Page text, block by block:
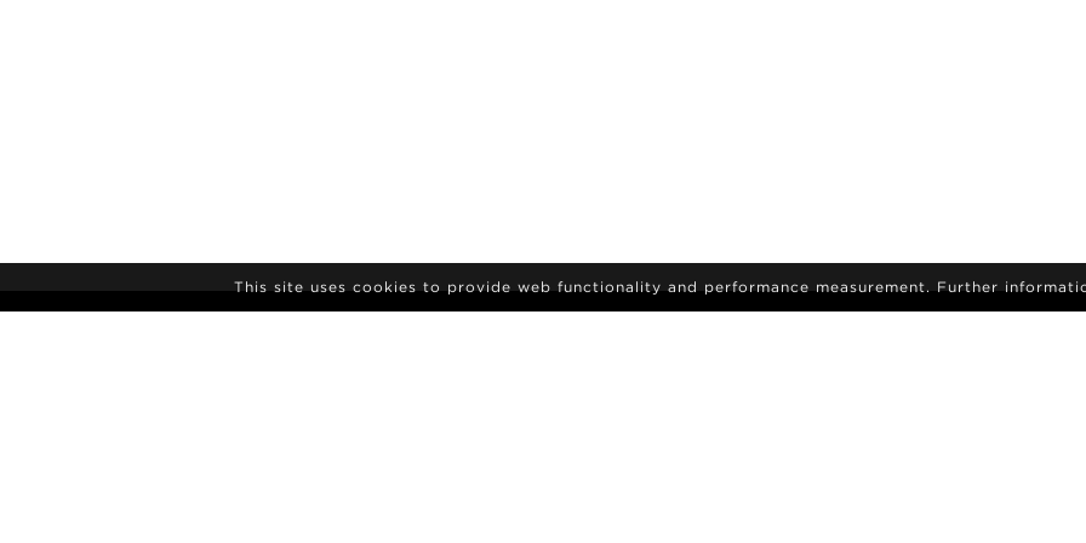
This site uses cookies to provide web functionality and performance measurement. Further